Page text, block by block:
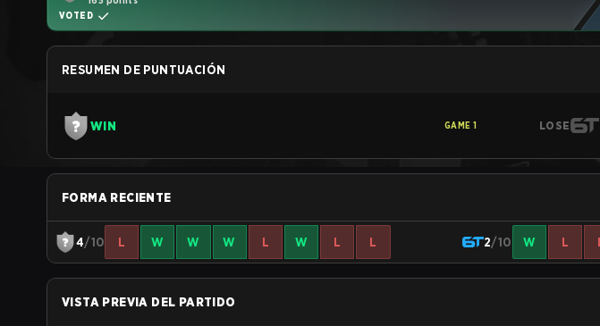
VOTED
RESUMEN DE PUNTUACIÓN
WIN GAME 1 LOSE
FORMA RECIENTE
4/10 L W W W L W L L 2/10 W L
VISTA PREVIA DEL PARTIDO